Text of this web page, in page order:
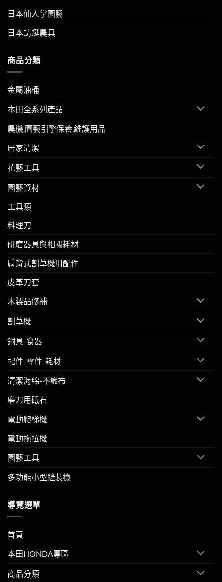
日本仙人掌園藝
日本蜻蜓農具
商品分類
金屬油桶
本田全系列產品
農機.園藝引擎保養.維護用品
居家清潔
花藝工具
園藝資材
工具類
料理刀
研磨器具與相關耗材
肩背式割草機用配件
皮革刀套
木製品修補
割草機
銅具-食器
配件-零件-耗材
清潔海綿-不織布
磨刀用砥石
電動爬梯機
電動拖拉機
園藝工具
多功能小型鏟裝機
導覽選單
首頁
本田HONDA專區
商品分類